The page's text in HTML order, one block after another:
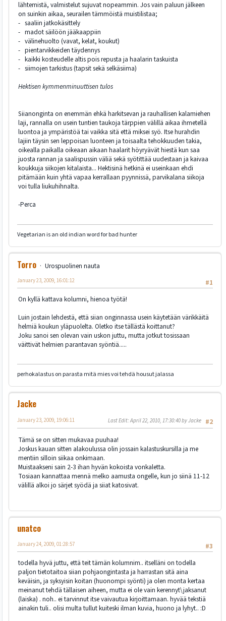
lähtemistä, valmistelut sujuvat nopeammin. Jos vain paluun jälkeen
on suinkin aikaa, seurailen tämmöistä muistilistaa;
- saaliin jatkokäsittely
- madot säilöön jääkaappiin
- välinehuolto (vavat, kelat, koukut)
- pientarvikkeiden täydennys
- kaikki kosteudelle altis pois repusta ja haalarin taskuista
- siimojen tarkistus (tapsit sekä selkäsiima)
Hektisen kymmenminuuttisen tulos
Siianonginta on enemmän ehkä harkitsevan ja rauhallisen kalamiehen
laji, rannalla on usein tuntien taukoja tärppien välillä aikaa ihmetellä
luontoa ja ympäristöä tai vaikka sitä että miksei syö. Itse hurahdin
lajiin täysin sen leppoisan luonteen ja toisaalta tehokkuuden takia,
oikealla paikalla oikeaan aikaan haalarit höyryävät hiestä kun saa
juosta rannan ja saalispussin väliä sekä syötittää uudestaan ja kaivaa
koukkuja siikojen kitalaista... Hektisinä hetkinä ei useinkaan ehdi
pitämään kuin yhtä vapaa kerrallaan pyynnissä, parvikalana siikoja
voi tulla liukuhihnalta.
-Perca
Vegetarian is an old indian word for bad hunter
Torro
Urospuolinen nauta
#1
January 23, 2009, 16:01:12
On kyllä kattava kolumni, hienoa työtä!
Luin jostain lehdestä, että siian onginnassa usein käytetään värikkäitä
helmiä koukun yläpuolelta. Oletko itse tällästä koittanut?
Joku sanoi sen olevan vain uskon juttu, mutta jotkut tosissaan
väittivät helmien parantavan syöntiä.....
perhokalastus on parasta mitä mies voi tehdä housut jalassa
Jacke
#2
January 23, 2009, 19:06:11 Last Edit: April 22, 2010, 17:30:40 by Jacke
Tämä se on sitten mukavaa puuhaa!
Joskus kauan sitten alakoulussa olin jossain kalastuskursilla ja me
mentiin silloin siikaa onkimaan.
Muistaakseni sain 2-3 ihan hyvän kokoista vonkaletta.
Tosiaan kannattaa mennä melko aamusta ongelle, kun jo siinä 11-12
välillä alkoi jo särjet syödä ja siiat katosivat.
unatco
#3
January 24, 2009, 01:28:57
todella hyvä juttu, että teit tämän kolumnim.. itselläni on todella
paljon tietotaitoa siian pohjaongintasta ja harrastan sitä aina
keväisin, ja syksyisin koitan (huonompi syönti) ja olen monta kertaa
meinanut tehdä tällaisen aiheen, mutta ei ole vain kerennyt\jaksanut
(laiska) . noh.. ei tarvinnut itse vaivautua kirjoittamaan. hyvää tekstiä
ainakin tuli.. olisi multa tullut kuiteski ilman kuvia, huono ja lyhyt.. :D